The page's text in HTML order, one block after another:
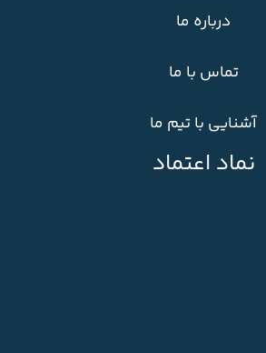
درباره ما
تماس با ما
آشنایی با تیم ما
نماد اعتماد